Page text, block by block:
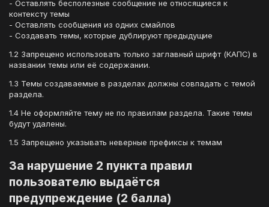
- Оставлять бесполезные сообщение не относящиеся к
контексту темы
- Оставлять сообщения из одних смайлов
- Создавать темы, которые дублируют предыдущие
1.2 Запрещено использовать только заглавный шрифт (КАПС) в
названии темы или её содержании.
1.3 Темы создаваемые в разделах должны совпадать с темой
раздела.
1.4 Не оформляйте тему не по правилам раздела. Такие темы
будут удалены.
1.5 Запрещено указывать неверные префиксы к темам
За нарушение 2 пункта правил
пользователю выдаётся
предупреждение (2 балла)